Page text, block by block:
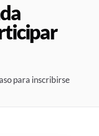
para inscribirse